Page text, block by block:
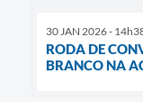
30 JAN 2026 -
RODA DE
BRANCO NA